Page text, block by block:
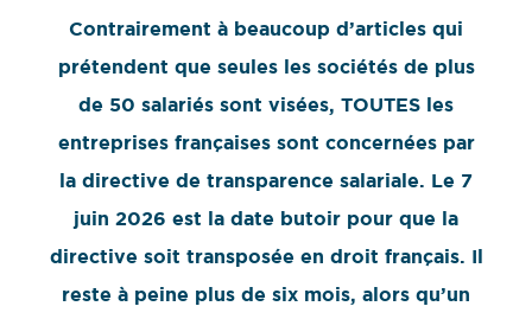
Contrairement à beaucoup d’articles qui
prétendent que seules les sociétés de plus
de 50 salariés sont visées, TOUTES les
entreprises françaises sont concernées par
la directive de transparence salariale. Le 7
juin 2026 est la date butoir pour que la
directive soit transposée en droit français. Il
reste à peine plus de six mois, alors qu’un